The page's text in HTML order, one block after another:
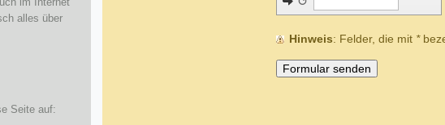
Hinweis : Felder, die mit *
alles über
Seite auf: